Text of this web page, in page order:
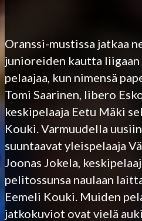
Oranssi-mustissa jatkaa
junioreiden kautta
pelaajaa, kun nimensä
Tomi Saarinen, libero
keskipelaaja Eetu Mäki
Kouki. Varmuudella
suuntaavat yleispelaaja
Joonas Jokela,
pelitossunsa naulaan
Eemeli Kouki. Muiden
jatkokuviot ovat vielä